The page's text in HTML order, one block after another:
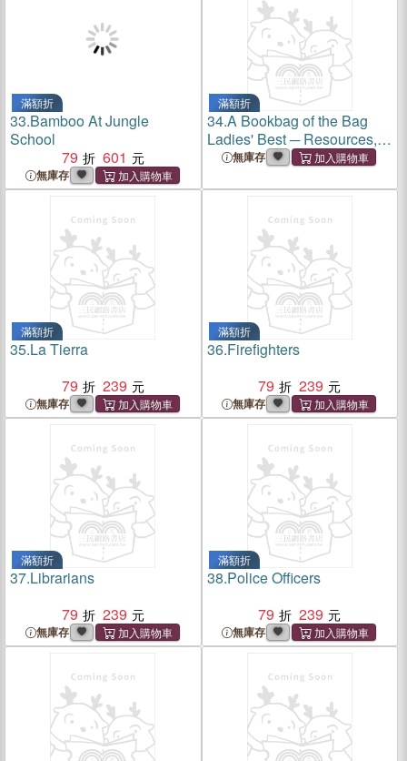
滿額折
33.Bamboo At Jungle
School
79
601
無庫存
滿額折
34.A Bookbag of the Bag
Ladies' Best ─ Resources,
Ideas, and Hands-on
Classroom
無庫存
滿額折
35.La Tierra
79
239
無庫存
滿額折
36.Firefighters
79
239
無庫存
滿額折
37.Librarians
79
239
無庫存
滿額折
38.Police Officers
79
239
無庫存